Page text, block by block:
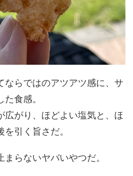
ならではのアツアツ感に、サ
食感。
広がり、ほどよい塩気と、ほ
引く旨さだ。
らないヤバいやつだ。